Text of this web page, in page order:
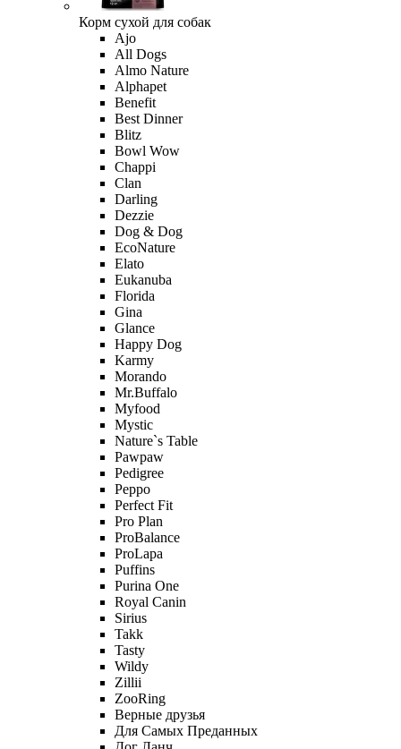
Корм сухой для собак
Ajo
All Dogs
Almo Nature
Alphapet
Benefit
Best Dinner
Blitz
Bowl Wow
Chappi
Clan
Darling
Dezzie
Dog & Dog
EcoNature
Elato
Eukanuba
Florida
Gina
Glance
Happy Dog
Karmy
Morando
Mr.Buffalo
Myfood
Mystic
Nature`s Table
Pawpaw
Pedigree
Peppo
Perfect Fit
Pro Plan
ProBalance
ProLapa
Puffins
Purina One
Royal Canin
Sirius
Takk
Tasty
Wildy
Zillii
ZooRing
Верные друзья
Для Самых Преданных